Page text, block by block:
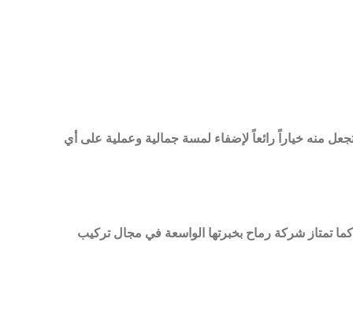
منه خياراً رائعاً لإضفاء لمسة جمالية وعملية على أي
تمتاز شركة رماح بخبرتها الواسعة في مجال تركيب